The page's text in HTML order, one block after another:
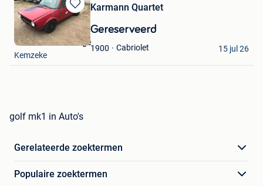
Bewaren
in
Mijn
Favorieten
Karmann Quartet
Gereserveerd
1900 Cabriolet
The VW Barn Garage
Kemzeke
15 jul 26
golf mk1 in Auto's
Gerelateerde zoektermen
Populaire zoektermen